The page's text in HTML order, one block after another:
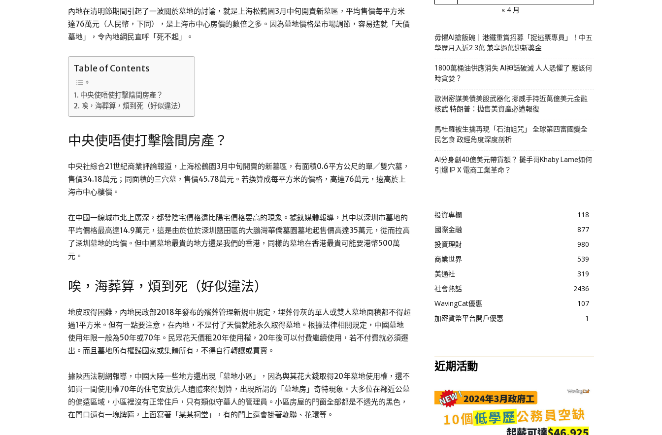
內地在清明節期間引起了一波關於墓地的討論，就是上海松鶴園3月中旬開賣新墓區，平均售價每平方米
達76萬元（人民幣，下同），是上海市中心房價的數倍之多。因為墓地價格是市場調節，容易造就「天價
墓地」，令內地網民直呼「死不起」。
Table of Contents
中央使唔使打擊陰間房產？
唉，海葬算，煩到死（好似違法）
中央使唔使打擊陰間房產？
中央社綜合21世紀商業評論報道，上海松鶴園3月中旬開賣的新墓區，有面積0.6平方公尺的單／雙穴墓，
售價34.18萬元；同面積的三穴墓，售價45.78萬元。若換算成每平方米的價格，高達76萬元，遠高於上
海市中心樓價。
在中國一線城市北上廣深，都發陰宅價格遠比陽宅價格要高的現象。據鈦媒體報導，其中以深圳市墓地的
平均價格最高達14.9萬元，這是由於位於深圳鹽田區的大鵬灣華僑墓園墓地起售價高達35萬元，從而拉高
了深圳墓地的均價。但中國墓地最貴的地方還是我們的香港，同樣的墓地在香港最貴可能要港幣500萬
元。
唉，海葬算，煩到死（好似違法）
地皮取得困難，內地民政部2018年發布的殯葬管理新規中規定，埋葬骨灰的單人或雙人墓地面積都不得超
過1平方米。但有一點要注意，在內地，不是付了天價就能永久取得墓地。根據法律相關規定，中國墓地
使用年限一般為50年或70年。民眾花天價租20年使用權，20年後可以付費繼續使用，若不付費就必須遷
出。而且墓地所有權歸國家或集體所有，不得自行轉讓或買賣。
據陝西法制網報導，中國大陸一些地方還出現「墓地小區」，因為與其花大錢取得20年墓地使用權，還不
如買一間使用權70年的住宅安放先人遺體來得划算，出現所謂的「墓地房」奇特現象。大多位在鄰近公墓
的偏遠區域，小區裡沒有正常住戶，只有類似守墓人的管理員。小區房屋的門窗全部都是不透光的黑色，
在門口還有一塊牌匾，上面寫著「某某祠堂」，有的門上還會掛著輓聯、花環等。
« 4 月
毋懼AI搶飯碗｜港鐵重賞招募「捉逃票專員」！中五
學歷月入近2.3萬 兼享過萬迎新獎金
1800萬桶油供應消失 AI神話破滅 人人恐懼了 應該何
時貪婪？
歐洲密謀美債美股武器化 挪威手持近萬億美元金融
核武 特朗普：拋售美資產必遭報復
馬杜羅被生擒再現「石油詛咒」 全球第四富國變全
民乞食 政經角度深度剖析
AI分身創40億美元帶貨額？ 攤手哥Khaby Lame如何
引爆 IP X 電商工業革命？
投資專欄
118
國際金融
877
投資理財
980
商業世界
539
美通社
319
社會熱話
2436
WavingCat優惠
107
加密貨幣平台開戶優惠
1
近期活動